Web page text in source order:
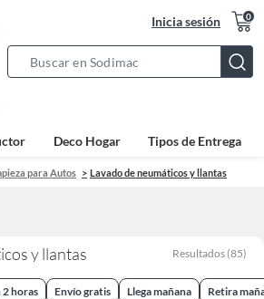
Inicia sesión 0
Bar
Deco Hogar Tipos de Entrega
para Autos Lavado de neumáticos y llantas
y llantas Resultados (85)
2 horas Envío gratis Llega mañana Retira